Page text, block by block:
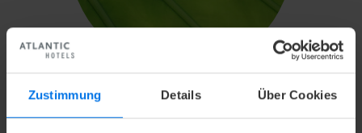
Zustimmung Details Über Cookies